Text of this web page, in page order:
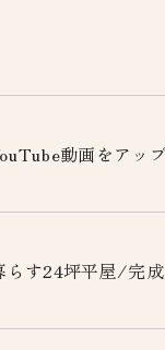
動画をアッ
す24坪平屋/完